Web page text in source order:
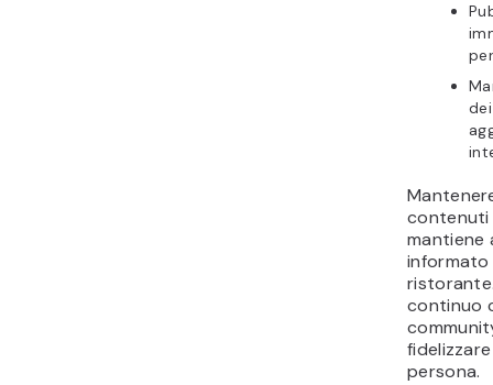
contenuti
mantiene
informato
continuo
persona.